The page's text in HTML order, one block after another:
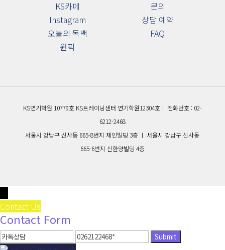
KS카페
Instagram
오늘의 독백
원픽
문의
상담 예약
FAQ
KS연기학원 10779호 KS트레이닝센터 연기학원12304호ㅣ 전화번호 : 02-
6212-2468
서울시 강남구 신사동 665-8번지 제인빌딩 3층 ㅣ 서울시 강남구 신사동
665-6번지 신한양빌딩 4층
Contact Us
Contact Form